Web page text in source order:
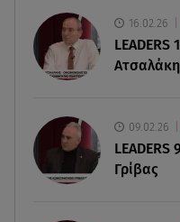
Πάνω από 56.000
από τα λιμάνια της
σπηλιά -
08.08.26 , 13:11
ΑΜΜΟΣ - Η πρώτη
16.02.26
LEADERS
09.02.26
Γρίβας